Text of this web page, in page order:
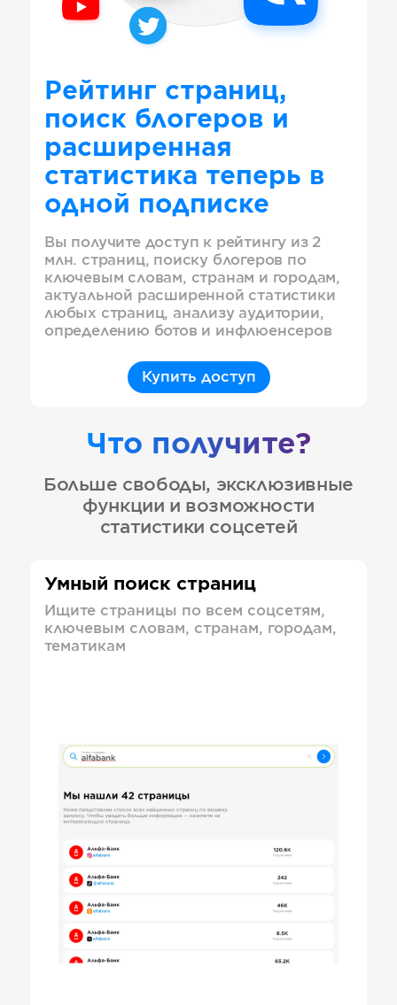
Рейтинг страниц,
поиск блогеров и
расширенная
статистика теперь в
одной подписке
Вы получите доступ к рейтингу из 2
млн. страниц, поиску блогеров по
ключевым словам, странам и городам,
актуальной расширенной статистики
любых страниц, анализу аудитории,
определению ботов и инфлюенсеров
Купить доступ
Что получите?
Больше свободы, эксклюзивные
функции и возможности
статистики соцсетей
Умный поиск страниц
Ищите страницы по всем соцсетям,
ключевым словам, странам, городам,
тематикам